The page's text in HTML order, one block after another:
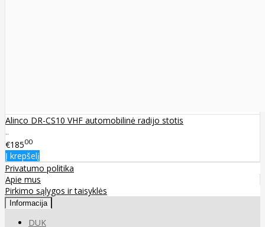
Alinco DR-CS10 VHF automobilinė radijo stotis
..
€18500
Į krepšelį
Privatumo politika
Apie mus
Pirkimo sąlygos ir taisyklės
Informacija
DUK